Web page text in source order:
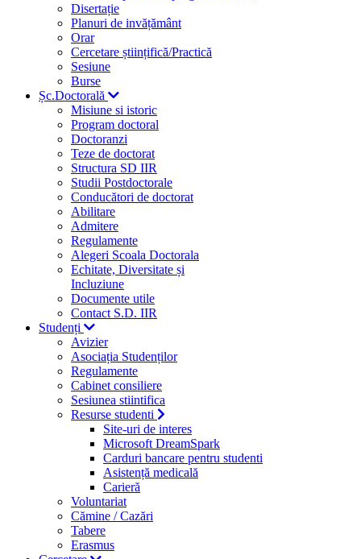
Disertație
Planuri de invățământ
Orar
Cercetare științifică/Practică
Sesiune
Burse
Șc.Doctorală
Misiune si istoric
Program doctoral
Doctoranzi
Teze de doctorat
Structura SD IIR
Studii Postdoctorale
Conducători de doctorat
Abilitare
Admitere
Regulamente
Alegeri Scoala Doctorala
Echitate, Diversitate și
Incluziune
Documente utile
Contact S.D. IIR
Studenți
Avizier
Asociația Studenților
Regulamente
Cabinet consiliere
Sesiunea stiintifica
Resurse studenti
Site-uri de interes
Microsoft DreamSpark
Carduri bancare pentru studenti
Asistență medicală
Carieră
Voluntariat
Cămine / Cazări
Tabere
Erasmus